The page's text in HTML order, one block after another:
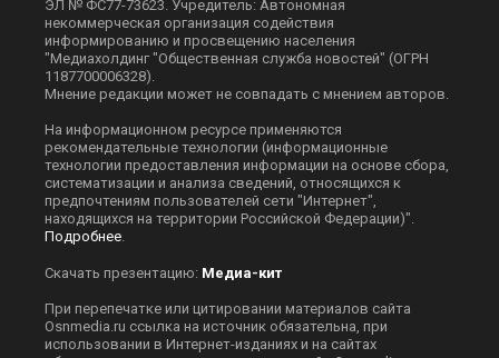
Лоллобриджида отметил, что если отрасль придёт
к общему согласию по вопросу вырубки
виноградников, он будет готов приступить к
дополнительную проблему отрасли — рост
популярности крепких спиртных напитков,
особенно среди молодёжи.
для решения проблемы перепроизводства вина.
Весной 2026 года французские производители
подали свыше 5,8 тысячи заявок на вырубку
виноградников на территории общей площадью 28
Президент Франции Эмманюэль Макрон
поддержал эту инициативу. В феврале он заявлял,
что такие меры необходимы для сохранения
ценности производителей на рынке.
Ранее в Италии школьники избили учителя из-за
Новости СМИ2